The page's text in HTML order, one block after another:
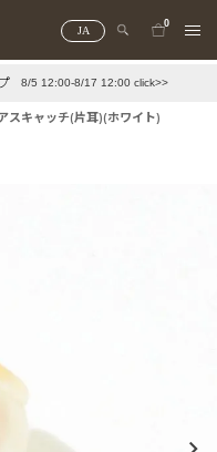
JA
0
8/5 12:00-8/17 12:00 click>>
スキャッチ(片耳)(ホワイト)